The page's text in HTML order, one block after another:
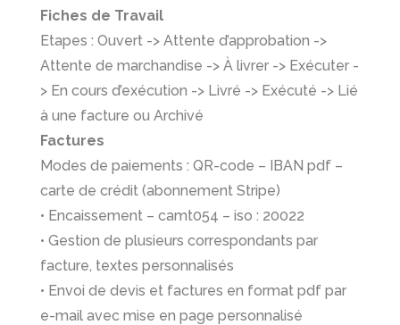
Fiches de Travail
Etapes : Ouvert -> Attente d’approbation ->
Attente de marchandise -> À livrer -> Exécuter -
> En cours d’exécution -> Livré -> Exécuté -> Lié
à une facture ou Archivé
Factures
Modes de paiements : QR-code – IBAN pdf –
carte de crédit (abonnement Stripe)
• Encaissement – camt054 – iso : 20022
• Gestion de plusieurs correspondants par
facture, textes personnalisés
• Envoi de devis et factures en format pdf par
e-mail avec mise en page personnalisé